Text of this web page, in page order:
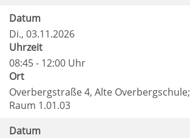
Datum
Di., 03.11.2026
Uhrzeit
08:45 - 12:00 Uhr
Ort
Overbergstraße 4, Alte Overbergschule;
Raum 1.01.03
Datum